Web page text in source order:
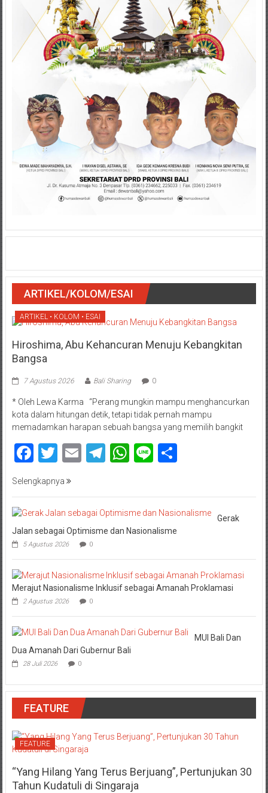
ARTIKEL/KOLOM/ESAI
ARTIKEL • KOLOM • ESAI
Hiroshima, Abu Kehancuran Menuju Kebangkitan
Bangsa
7 Agustus 2026 Bali Sharing 0
* Oleh Lewa Karma “Perang mungkin mampu menghancurkan
kota dalam hitungan detik, tetapi tidak pernah mampu
memadamkan harapan sebuah bangsa yang memilih bangkit
Facebook
Twitter
EmailTelegram
WhatsApp
Line
Selengkapnya
Gerak
Jalan sebagai Optimisme dan Nasionalisme
5 Agustus 2026 0
Merajut Nasionalisme Inklusif sebagai Amanah Proklamasi
2 Agustus 2026 0
MUI Bali Dan
Dua Amanah Dari Gubernur Bali
28 Juli 2026 0
FEATURE
FEATURE
“Yang Hilang Yang Terus Berjuang”, Pertunjukan 30
Tahun Kudatuli di Singaraja